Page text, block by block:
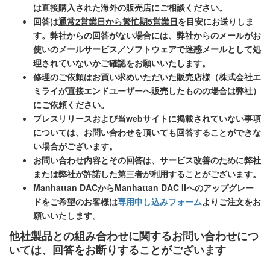
は直接購入された海外の販売店にご相談ください。
回答は通常2営業日から繁忙期5営業日を目安にお送りしま
す。弊社からの回答がない場合には、弊社からのメールがお
使いのメールサービス／ソフトウェアで迷惑メールとして処
理されていないかご確認をお願いいたします。
修理のご依頼はお買い求めいただいた販売店様（株式会社エ
ミライが直接エンドユーザーへ販売したものの場合は弊社）
にご依頼ください。
プレスリリースおよび当webサイトに掲載されていない事項
については、お問い合わせを頂いても回答することができな
い場合がございます。
お問い合わせ内容とその回答は、サービス改善のために弊社
または弊社が許諾した第三者が利用することがございます。
Manhattan DACからManhattan DAC IIへのアップグレー
ドをご希望のお客様は専用申し込みフォームよりご注文をお
願いいたします。
他社製品との組み合わせに関するお問い合わせにつ
いては、回答をお断りすることがございます